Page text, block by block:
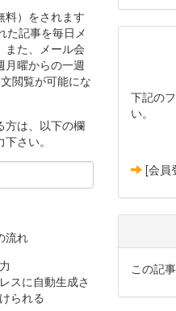
下記の
い。
[会員
この記
料）をされます
た記事を毎日メ
また、メール会
月曜からの一週
閲覧が可能にな
方は、以下の欄
さい。
流れ
スに自動生成さ
られる